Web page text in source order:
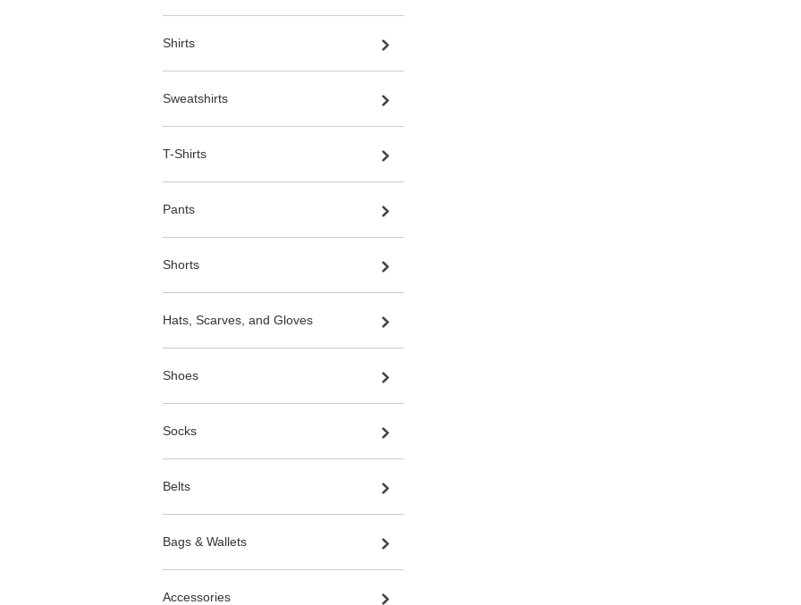
Shirts
Sweatshirts
T-Shirts
Pants
Shorts
Hats, Scarves, and Gloves
Shoes
Socks
Belts
Bags & Wallets
Accessories